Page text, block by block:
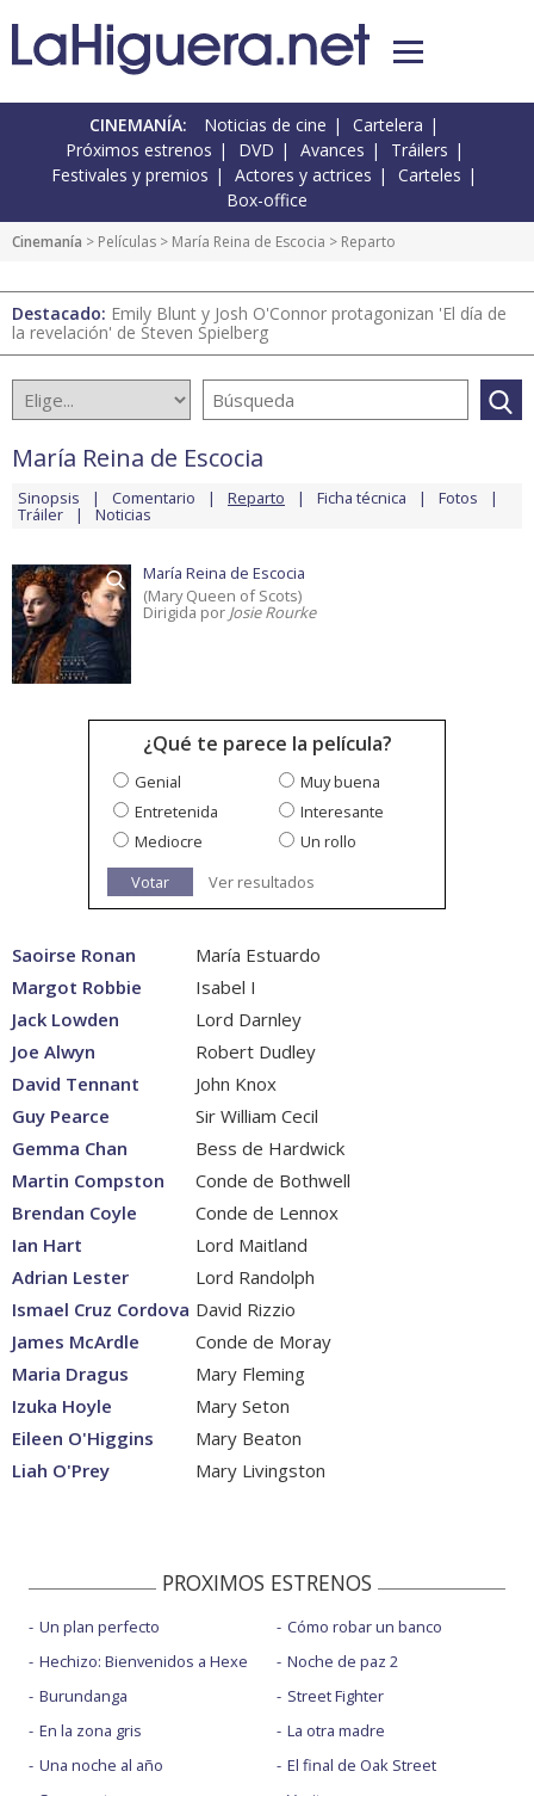
CINEMANÍA: Noticias de cine
Cartelera
Próximos estrenos
DVD Avances
Tráilers
Festivales y premios
Actores y actrices
Carteles
Box-office
Cinemanía > Películas > María Reina de Escocia > Reparto
Destacado: Emily Blunt y Josh O'Connor protagonizan 'El día de
la revelación' de Steven Spielberg
María Reina de Escocia
Sinopsis Comentario Reparto Ficha técnica Fotos
Tráiler Noticias
María Reina de Escocia
(Mary Queen of Scots)
Dirigida por Josie Rourke
¿Qué te parece la película?
Genial
Muy buena
Entretenida
Interesante
Mediocre
Un rollo
Votar
Ver resultados
Saoirse Ronan
María Estuardo
Margot Robbie
Isabel I
Jack Lowden
Lord Darnley
Joe Alwyn
Robert Dudley
David Tennant
John Knox
Guy Pearce
Sir William Cecil
Gemma Chan
Bess de Hardwick
Martin Compston
Conde de Bothwell
Brendan Coyle
Conde de Lennox
Ian Hart
Lord Maitland
Adrian Lester
Lord Randolph
Ismael Cruz Cordova David Rizzio
James McArdle
Conde de Moray
Maria Dragus
Mary Fleming
Izuka Hoyle
Mary Seton
Eileen O'Higgins
Mary Beaton
Liah O'Prey
Mary Livingston
PROXIMOS ESTRENOS
Un plan perfecto
Hechizo: Bienvenidos a Hexe
Burundanga
En la zona gris
Una noche al año
Cómo robar un banco
Noche de paz 2
Street Fighter
La otra madre
El final de Oak Street